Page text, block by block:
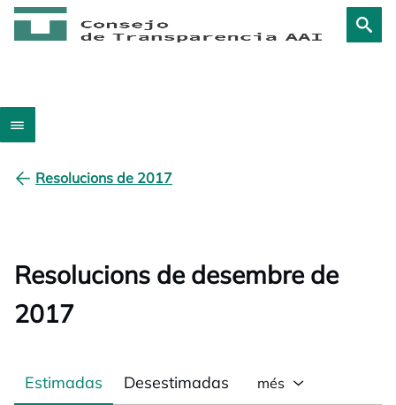
Resolucions de 2017
Resolucions de desembre de
2017
Estimadas Desestimadas més